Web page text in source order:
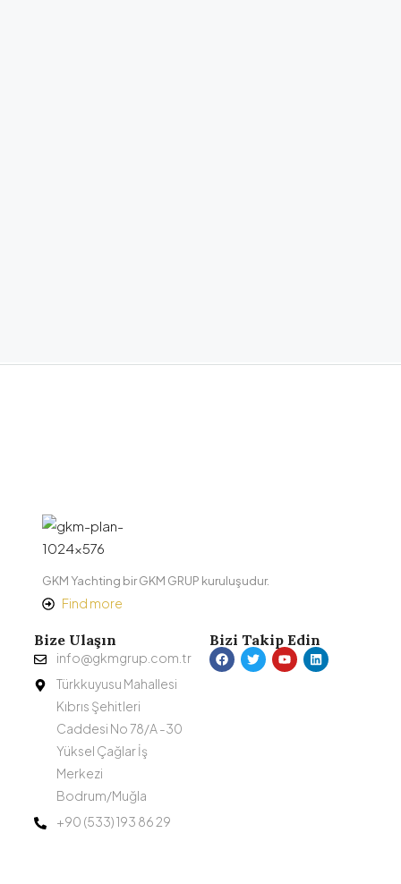
GKM Yachting bir GKM GRUP kuruluşudur.
Find more
Bize Ulaşın
info@gkmgrup.com.tr
Türkkuyusu Mahallesi
Kıbrıs Şehitleri
Caddesi No 78/A -30
Yüksel Çağlar İş
Merkezi
Bodrum/Muğla
+90 (533) 193 86 29
Bizi Takip Edin